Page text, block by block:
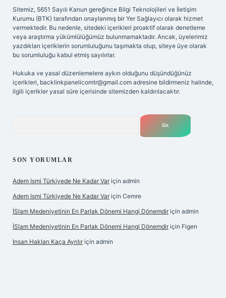
Sitemiz, 5651 Sayılı Kanun gereğince Bilgi Teknolojileri ve İletişim
Kurumu (BTK) tarafından onaylanmış bir Yer Sağlayıcı olarak hizmet
vermektedir. Bu nedenle, sitedeki içerikleri proaktif olarak denetleme
veya araştırma yükümlülüğümüz bulunmamaktadır. Ancak, üyelerimiz
yazdıkları içeriklerin sorumluluğunu taşımakta olup, siteye üye olarak
bu sorumluluğu kabul etmiş sayılırlar.
Hukuka ve yasal düzenlemelere aykırı olduğunu düşündüğünüz
içerikleri, backlinkpanelicomtr@gmail.com adresine bildirmeniz halinde,
ilgili içerikler yasal süre içerisinde sitemizden kaldırılacaktır.
SON YORUMLAR
Adem Ismi Türkiyede Ne Kadar Var için admin
Adem Ismi Türkiyede Ne Kadar Var için Cemre
İSlam Medeniyetinin En Parlak Dönemi Hangi Dönemdir için admin
İSlam Medeniyetinin En Parlak Dönemi Hangi Dönemdir için Figen
Insan Hakları Kaça Ayrılır için admin